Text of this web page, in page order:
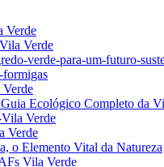
Verde
Verde
verde-para-um-futuro-
formigas
Ecológico Completo da
Verde
Verde
o Elemento Vital da Natureza
Vila Verde